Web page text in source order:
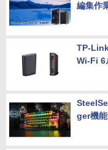
編集作
TP-
Wi-Fi 6
ger機